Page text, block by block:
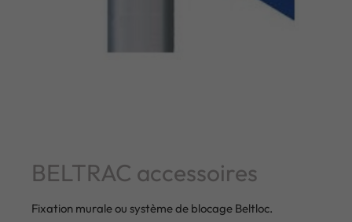
BELTRAC accessoires
Fixation murale ou système de blocage Beltloc.